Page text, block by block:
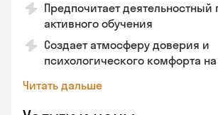
Предпочитает деятельностный
активного обучения
Создает атмосферу доверия и
психологического комфорта
Читать дальше